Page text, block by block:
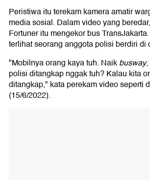
Peristiwa itu terekam kamera amatir
media sosial. Dalam video yang
Fortuner itu mengekor bus
terlihat seorang anggota polisi berdiri di
"Mobilnya orang kaya tuh. Naikbusway,
polisi ditangkap nggak tuh? Kalau kita
ditangkap," kata perekam video seperti
(15/6/2022).